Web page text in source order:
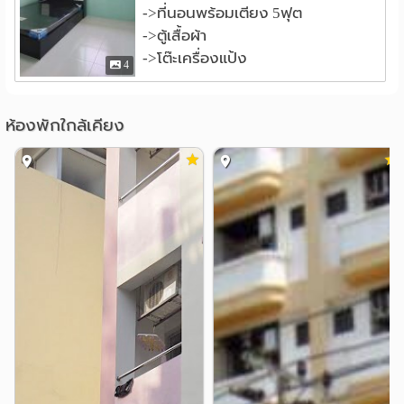
4
->ที่นอนพร้อมเตียง 5ฟุต
->ตู้เสื้อผ้า
->โต๊ะเครื่องแป้ง
ห้องพักใกล้เคียง